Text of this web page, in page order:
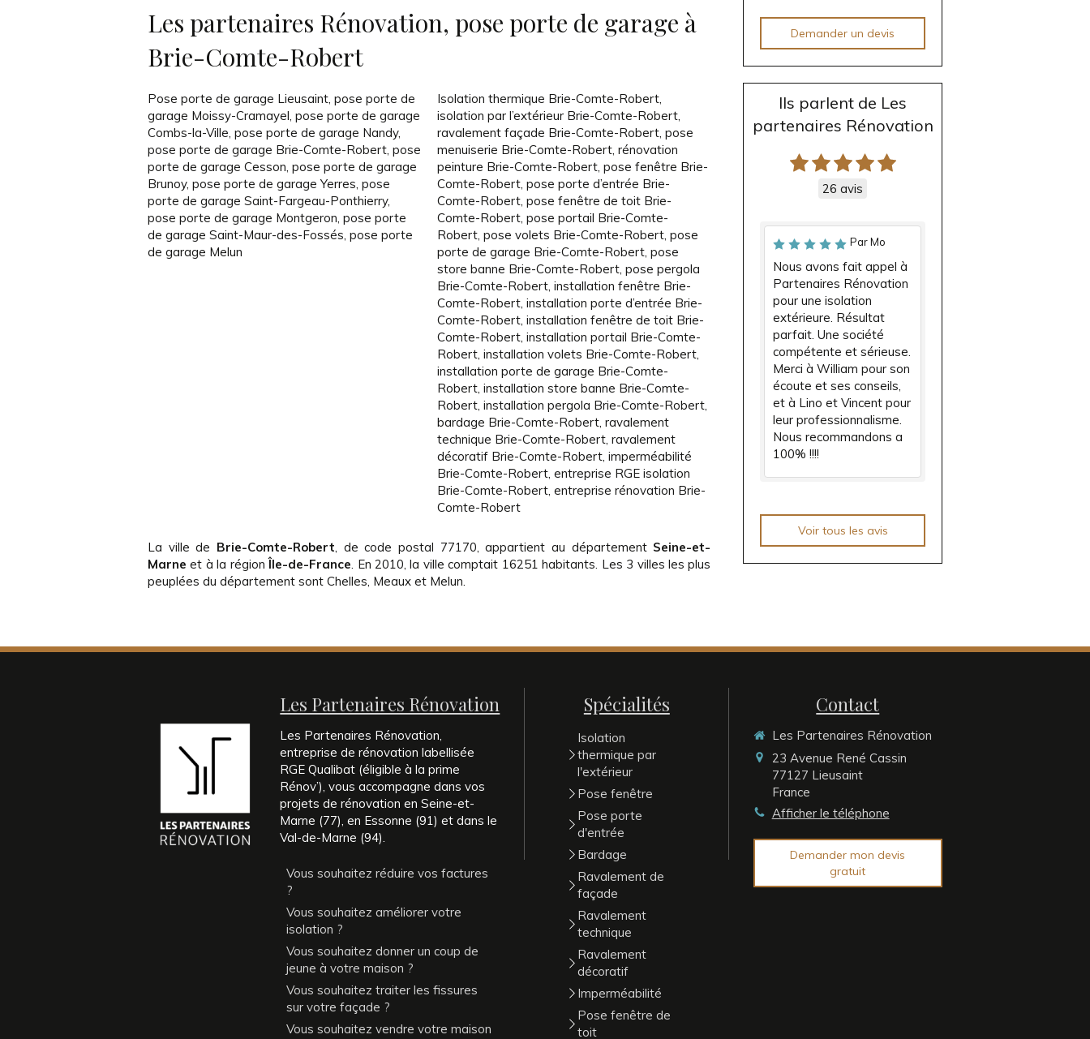
Les partenaires Rénovation, pose porte de garage à
Brie-Comte-Robert
Pose porte de garage Lieusaint, pose porte de
garage Moissy-Cramayel, pose porte de garage
Combs-la-Ville, pose porte de garage Nandy,
pose porte de garage Brie-Comte-Robert, pose
porte de garage Cesson, pose porte de garage
Brunoy, pose porte de garage Yerres, pose
porte de garage Saint-Fargeau-Ponthierry,
pose porte de garage Montgeron, pose porte
de garage Saint-Maur-des-Fossés, pose porte
de garage Melun
Isolation thermique Brie-Comte-Robert,
isolation par l’extérieur Brie-Comte-Robert,
ravalement façade Brie-Comte-Robert,pose
menuiserie Brie-Comte-Robert,rénovation
peinture Brie-Comte-Robert,pose fenêtre Brie-
Comte-Robert,pose porte d’entrée Brie-
Comte-Robert,pose fenêtre de toit Brie-
Comte-Robert,pose portail Brie-Comte-
Robert,pose volets Brie-Comte-Robert,pose
porte de garage Brie-Comte-Robert,pose
store banne Brie-Comte-Robert,pose pergola
Brie-Comte-Robert,installation fenêtre Brie-
Comte-Robert,installation porte d’entrée Brie-
Comte-Robert,installation fenêtre de toit Brie-
Comte-Robert,installation portail Brie-Comte-
Robert,installation volets Brie-Comte-Robert,
installation porte de garage Brie-Comte-
Robert,installation store banne Brie-Comte-
Robert,installation pergola Brie-Comte-Robert,
bardage Brie-Comte-Robert,ravalement
technique Brie-Comte-Robert,ravalement
décoratif Brie-Comte-Robert,imperméabilité
Brie-Comte-Robert,entreprise RGE isolation
Brie-Comte-Robert,entreprise rénovation Brie-
Comte-Robert
La ville de Brie-Comte-Robert, de code postal 77170, appartient au département Seine-et-
Marne et à la régionÎle-de-France. En 2010, la ville comptait 16251 habitants. Les 3 villes les plus
peuplées du département sont Chelles, Meaux et Melun.
Demander un devis
Ils parlent de Les
partenaires Rénovation
26 avis
Par Mo
Nous avons fait appel à
Partenaires Rénovation
pour une isolation
extérieure. Résultat
parfait. Une société
compétente et sérieuse.
Merci à William pour son
écoute et ses conseils,
et à Lino et Vincent pour
leur professionnalisme.
Nous recommandons a
100% !!!!
Voir tous les avis
Les Partenaires Rénovation
Les Partenaires Rénovation,
entreprise de rénovation labellisée
RGE Qualibat (éligible à la prime
Rénov’), vous accompagne dans vos
projets de rénovation en Seine-et-
Marne (77), en Essonne (91) et dans le
Val-de-Marne (94).
Vous souhaitez réduire vos factures
?
Vous souhaitez améliorer votre
isolation ?
Vous souhaitez donner un coup de
jeune à votre maison ?
Vous souhaitez traiter les fissures
sur votre façade ?
Vous souhaitez vendre votre maison
Spécialités
Isolation
thermique par
l'extérieur
Pose fenêtre
Pose porte
d'entrée
Bardage
Ravalement de
façade
Ravalement
technique
Ravalement
décoratif
Imperméabilité
Pose fenêtre de
toit
Contact
Les Partenaires Rénovation
23 Avenue René Cassin
77127 Lieusaint
France
Afficher le téléphone
Demander mon devis
gratuit